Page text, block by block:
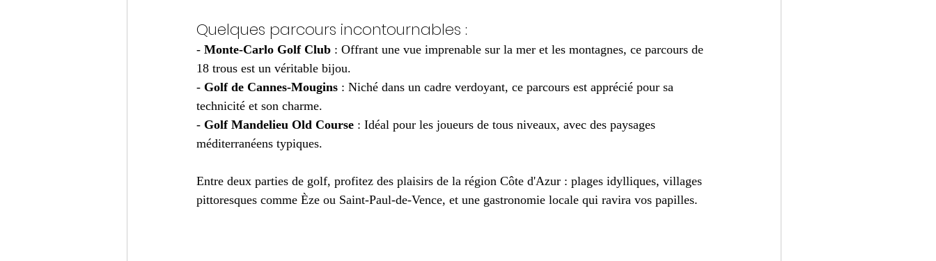
Quelques parcours incontournables :
- Monte-Carlo Golf Club : Offrant une vue imprenable sur la mer et les montagnes, ce parcours de
18 trous est un véritable bijou.
- Golf de Cannes-Mougins : Niché dans un cadre verdoyant, ce parcours est apprécié pour sa
technicité et son charme.
- Golf Mandelieu Old Course : Idéal pour les joueurs de tous niveaux, avec des paysages
méditerranéens typiques.
Entre deux parties de golf, profitez des plaisirs de la région Côte d'Azur : plages idylliques, villages
pittoresques comme Èze ou Saint-Paul-de-Vence, et une gastronomie locale qui ravira vos papilles.